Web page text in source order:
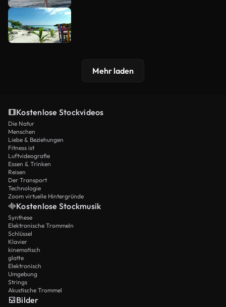
Mehr laden
Kostenlose Stockvideos
Die Natur
Menschen
Liebe & Beziehungen
Fitness ist
Luftvideografie
Essen & Trinken
Reisen
Der Transport
Technologie
Zoom virtuelle Hintergründe
Kostenlose Stockmusik
Synthese
Elektronische Trommeln
Schlüssel
Klavier
kinematisch
glatte
Elektronisch
Umgebung
Strings
Akustische Trommel
Bilder